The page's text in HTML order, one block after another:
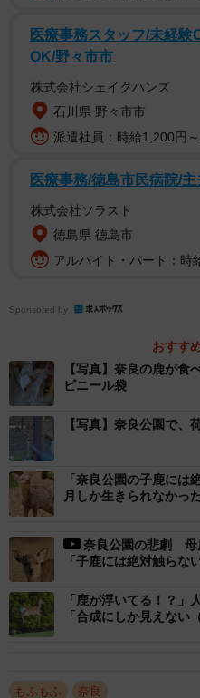
そんな中、川地さんは公園
ていたアンパン入りのビニ
ようとしていたところを目
と食べようとしているのを
を見ているだけ…そこで川
安堵のコメントが寄せられ
「よほどお腹が空いていた
は食べなくて良かったです」
「今じゃそんなことしない
も目を合わさないように、
「観光客規制してほしい」
「見つけて頂き、難を逃れ
注意しなくてはいけませんよ
多くの人たちが関心を集め
ブル問題。奈良公園付近の
んにお話を聞きました。
医療事務スタッフ/未経験
OK/野々市市
株式会社シェイクハンズ
石川県 野々市市
派遣社員：時給1,200円
医療事務/徳島市民病院/
株式会社ソラスト
徳島県 徳島市
アルバイト・パート：時
Sponsored by
おすす
【写真】奈良の鹿が食
ビニール袋
【写真】奈良公園で、
「奈良公園の子鹿には
月しか生きられなかっ
奈良公園の悲劇 母
「子鹿には絶対触らな
「鹿が浮いてる！？」
「合成にしか見えない
もふもふ 奈良